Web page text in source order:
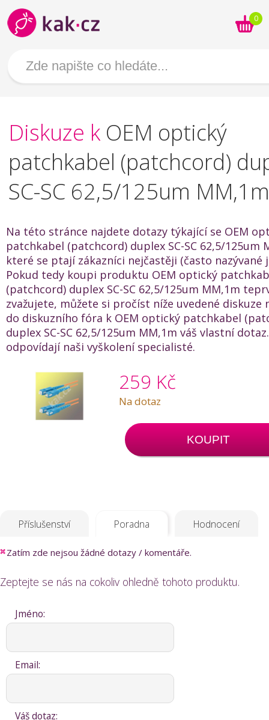
0
Diskuze k OEM optický
patchkabel (patchcord)
SC-SC 62,5/125um MM,1m
Na této stránce najdete dotazy týkající se OEM
patchkabel (patchcord) duplex SC-SC 62,5/125um
které se ptají zákazníci nejčastěji (často nazývané
Pokud tedy koupi produktu OEM optický
(patchcord) duplex SC-SC 62,5/125um MM,1m
zvažujete, můžete si pročíst níže uvedené diskuze
do diskuzního fóra k OEM optický patchkabel
duplex SC-SC 62,5/125um MM,1m váš vlastní
odpovídají naši vyškolení specialisté.
259 Kč
Na dotaz
KOUPIT
Příslušenství Poradna Hodnocení
Zatím zde nejsou žádné dotazy / komentáře.
Zeptejte se nás na cokoliv ohledně tohoto produktu.
Jméno:
Email:
Váš dotaz: